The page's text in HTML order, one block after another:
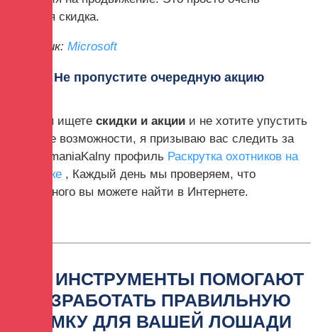
хорошая скидка.
источник: Microsoft
Не пропустите очередную акцию
Если вы ищете скидки и акции и не хотите упустить
хорошие возможности, я призываю вас следить за
нашим maniaKalny профиль Раскрутка охотников на
фейсбуке , Каждый день мы проверяем, что
интересного вы можете найти в Интернете.
ЭТИ ИНСТРУМЕНТЫ ПОМОГАЮТ
РАЗРАБОТАТЬ ПРАВИЛЬНУЮ
РАМКУ ДЛЯ ВАШЕЙ ЛОШАДИ